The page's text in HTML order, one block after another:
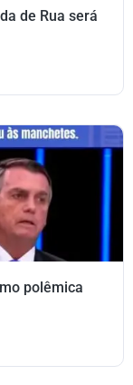
de Rua será
polêmica